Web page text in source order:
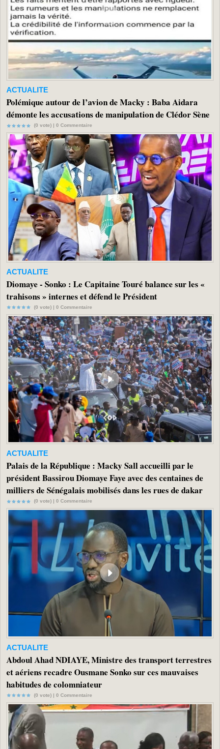
ACTUALITE
Polémique autour de l’avion de Macky : Baba Aidara
démonte les accusations de manipulation de Clédor Sène
(0 vote) | 0 Commentaire
ACTUALITE
Diomaye - Sonko : Le Capitaine Touré balance sur les «
trahisons » internes et défend le Président
(0 vote) | 0 Commentaire
ACTUALITE
Palais de la République : Macky Sall accueilli par le
président Bassirou Diomaye Faye avec des centaines de
milliers de Sénégalais mobilisés dans les rues de dakar
(0 vote) | 0 Commentaire
ACTUALITE
Abdoul Ahad NDIAYE, Ministre des transport terrestres
et aériens recadre Ousmane Sonko sur ces mauvaises
habitudes de colomniateur
(0 vote) | 0 Commentaire